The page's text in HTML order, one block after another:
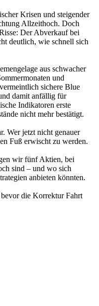
Krisen und steigender
Allzeithoch. Doch
Der Abverkauf bei
deutlich, wie schnell sich
aus schwacher
und
sichere Blue
damit anfällig für
Indikatoren erste
nicht mehr bestätigt.
Wer jetzt nicht genauer
Fuß erwischt zu werden.
wir fünf Aktien, bei
sind – und wo sich
anbieten könnten.
die Korrektur Fahrt